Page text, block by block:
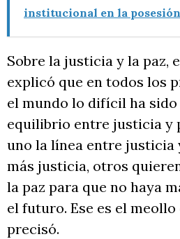
institucional en la
Sobre la justicia y la paz,
explicó que en todos los
el mundo lo difícil ha
equilibrio entre justicia y
uno la línea entre justicia
más justicia, otros
la paz para que no haya
el futuro. Ese es el meollo
precisó.